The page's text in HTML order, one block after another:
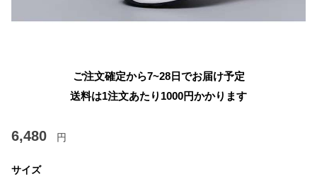
ご注文確定から7~28日でお届け予定
送料は1注文あたり 1000円かかります
6,480 円
サイズ